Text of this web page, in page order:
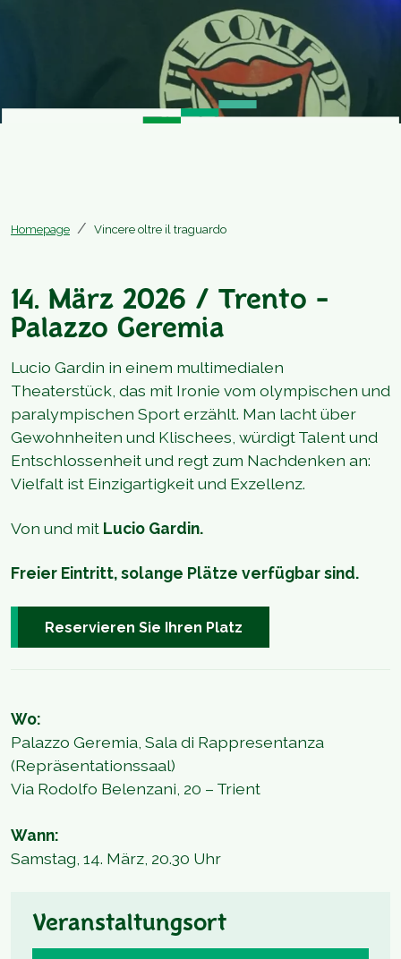
Homepage Vincere oltre il traguardo
14. März 2026 / Trento -
Palazzo Geremia
Lucio Gardin in einem multimedialen
Theaterstück, das mit Ironie vom olympischen und
paralympischen Sport erzählt. Man lacht über
Gewohnheiten und Klischees, würdigt Talent und
Entschlossenheit und regt zum Nachdenken an:
Vielfalt ist Einzigartigkeit und Exzellenz.
Von und mit Lucio Gardin.
Freier Eintritt, solange Plätze verfügbar sind.
Reservieren Sie Ihren Platz
Wo:
Palazzo Geremia, Sala di Rappresentanza
(Repräsentationssaal)
Via Rodolfo Belenzani, 20 – Trient
Wann:
Samstag, 14. März, 20.30 Uhr
Veranstaltungsort